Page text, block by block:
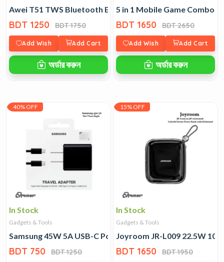
Awei T51 TWS Bluetooth Earphones
BDT 1250 BDT 1750
Add Wish Add Cart
অর্ডার করুন
5 in 1 Mobile Game Combo
BDT 1650 BDT 2650
Add Wish Add Cart
অর্ডার করুন
40% OFF
In Stock
Gadgets & Tools
Samsung 45W 5A USB-C Power Adapter
BDT 750 BDT 1250
15% OFF
In Stock
Gadgets & Tools
Joyroom JR-L009 22.5W
BDT 1650 BDT 1950